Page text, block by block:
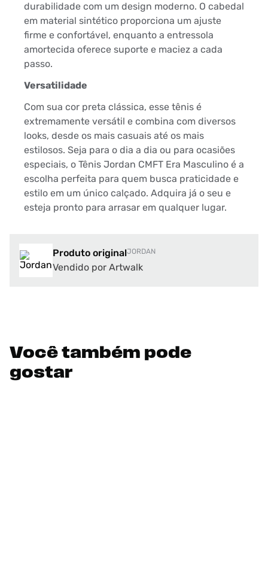
durabilidade com um design moderno. O cabedal
em material sintético proporciona um ajuste
firme e confortável, enquanto a entressola
amortecida oferece suporte e maciez a cada
passo.
Versatilidade
Com sua cor preta clássica, esse tênis é
extremamente versátil e combina com diversos
looks, desde os mais casuais até os mais
estilosos. Seja para o dia a dia ou para ocasiões
especiais, o Tênis Jordan CMFT Era Masculino é a
escolha perfeita para quem busca praticidade e
estilo em um único calçado. Adquira já o seu e
esteja pronto para arrasar em qualquer lugar.
Produto originalJORDAN
Vendido por Artwalk
Você também pode
gostar